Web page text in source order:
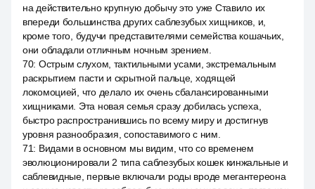
на действительно крупную добычу это уже Ставило их
впереди большинства других саблезубых хищников, и,
кроме того, будучи представителями семейства кошачьих,
они обладали отличным ночным зрением.
70: Острым слухом, тактильными усами, экстремальным
раскрытием пасти и скрытной пальце, ходящей
локомоцией, что делало их очень сбалансированными
хищниками. Эта новая семья сразу добилась успеха,
быстро распространившись по всему миру и достигнув
уровня разнообразия, сопоставимого с ним.
71: Видами в основном мы видим, что со временем
эволюционировали 2 типа саблезубых кошек кинжальные и
саблевидные, первые включали роды вроде мегантереона